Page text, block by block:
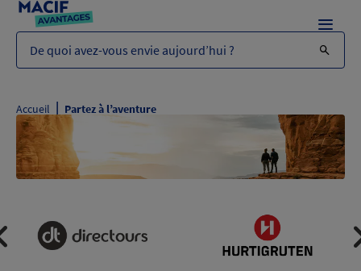
De quoi avez-vous envie aujourd’hui ?
Menu
Accueil | Partez à l’aventure